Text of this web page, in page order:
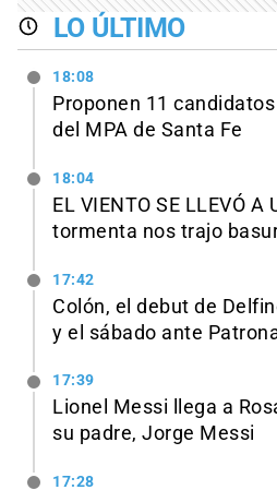
LO ÚLTIMO
18:08
Proponen 11
del MPA de Santa Fe
18:04
EL VIENTO SE LLEVÓ A
tormenta nos trajo
17:42
Colón, el debut de
y el sábado ante
17:39
Lionel Messi llega a
su padre, Jorge Messi
17:28